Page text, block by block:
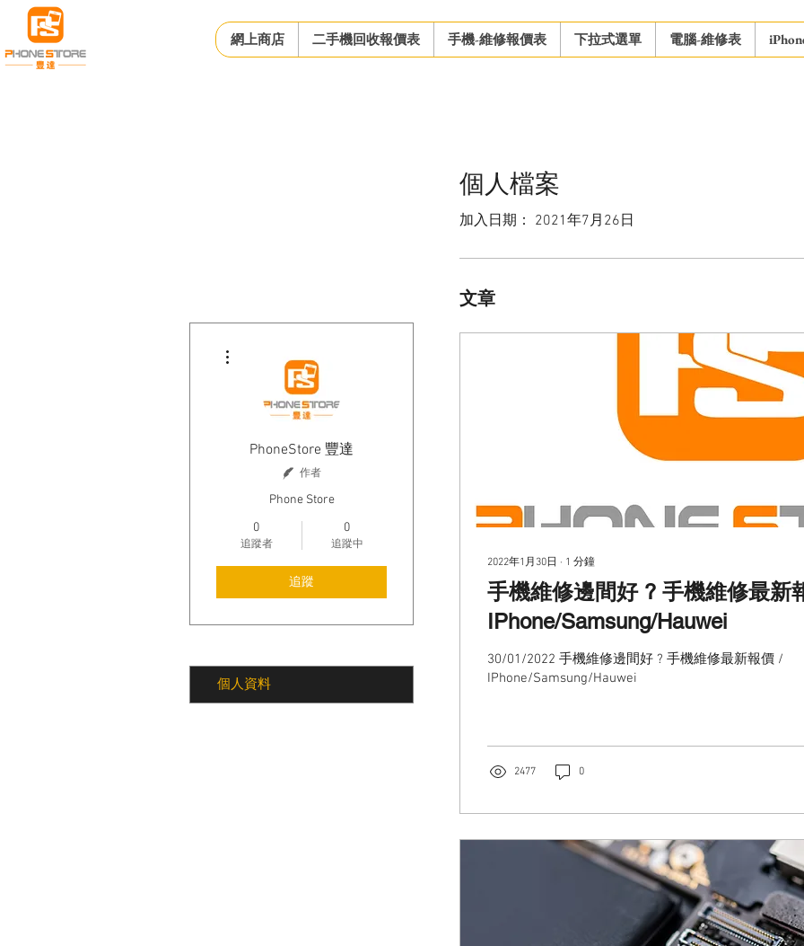
網上商店 二手機回收報價表 手機-維修報價表 下拉式選單 電腦-維修表
個人檔案
加入日期： 2021年7月26日
文章
2022年1月30日 ∙ 1 分鐘
手機維修邊間好 ? 手機維修最新
IPhone/Samsung/Hauwei
30/01/2022 手機維修邊間好 ? 手機維修最新報價 /
IPhone/Samsung/Hauwei
2477 0
PhoneStore 豐達
作者
Phone Store
0
追蹤者
0
追蹤中
追蹤
個人資料